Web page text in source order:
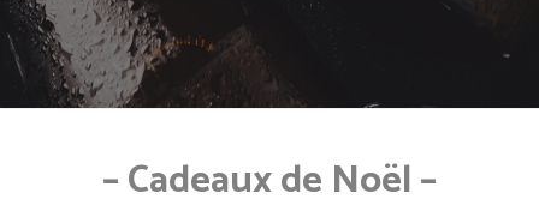
– Cadeaux de Noël –